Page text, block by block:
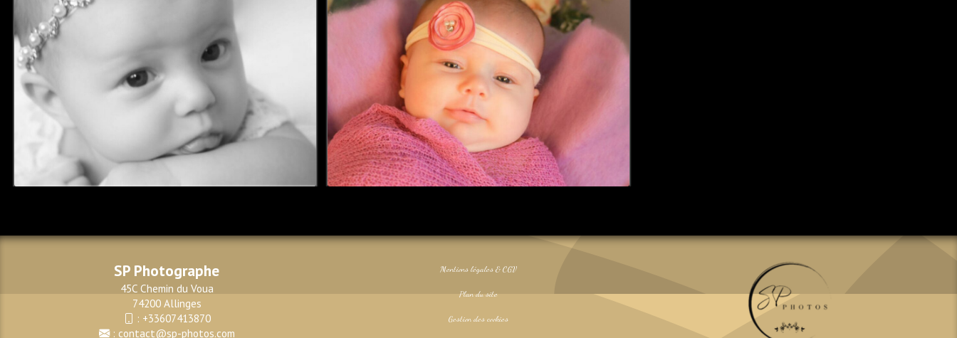
SP Photographe
45C Chemin du Voua
74200 Allinges
: +33607413870
: contact@sp-photos.com
Mentions légales & CGV
Plan du site
Gestion des cookies